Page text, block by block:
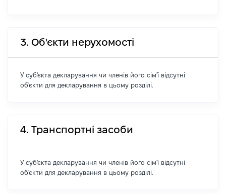
3. Об'єкти нерухомості
У суб'єкта декларування чи членів його сім'ї відсутні
об'єкти для декларування в цьому розділі.
4. Транспортні засоби
У суб'єкта декларування чи членів його сім'ї відсутні
об'єкти для декларування в цьому розділі.